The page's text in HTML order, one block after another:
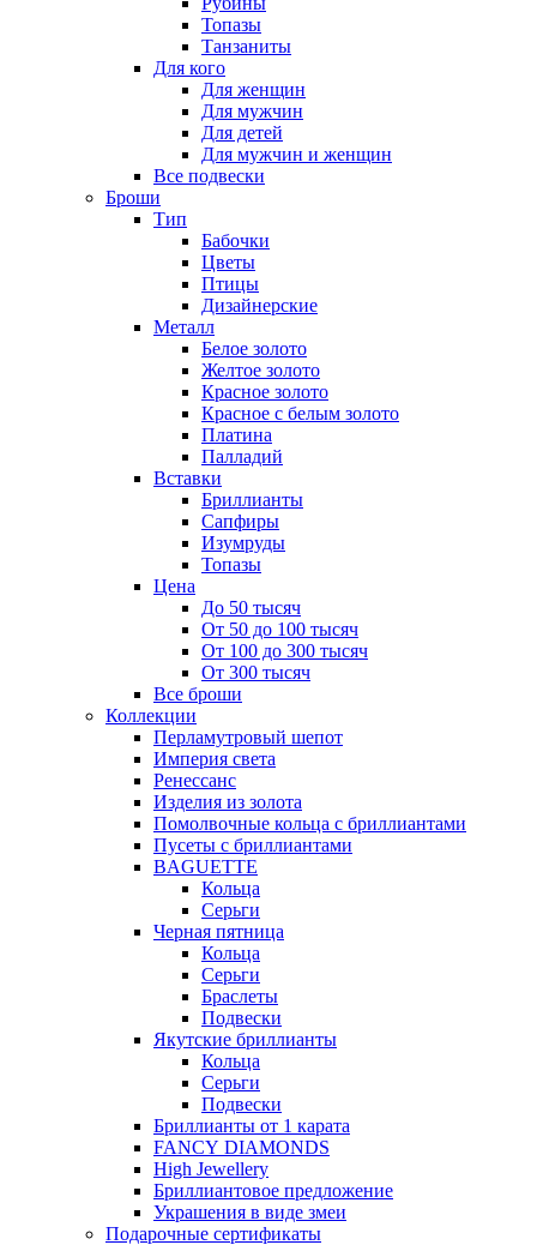
Топазы
Танзаниты
Для кого
Для женщин
Для мужчин
Для детей
Для мужчин и женщин
Все подвески
Броши
Тип
Бабочки
Цветы
Птицы
Дизайнерские
Металл
Белое золото
Желтое золото
Красное золото
Красное с белым золото
Платина
Палладий
Вставки
Бриллианты
Сапфиры
Изумруды
Топазы
Цена
До 50 тысяч
От 50 до 100 тысяч
От 100 до 300 тысяч
От 300 тысяч
Все броши
Коллекции
Перламутровый шепот
Империя света
Ренессанс
Изделия из золота
Помолвочные кольца с бриллиантами
Пусеты с бриллиантами
BAGUETTE
Кольца
Серьги
Черная пятница
Кольца
Серьги
Браслеты
Подвески
Якутские бриллианты
Кольца
Серьги
Подвески
Бриллианты от 1 карата
FANCY DIAMONDS
High Jewellery
Бриллиантовое предложение
Украшения в виде змеи
Подарочные сертификаты